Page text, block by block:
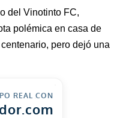
del Vinotinto FC,
polémica en casa de
pero dejó una
REAL CON